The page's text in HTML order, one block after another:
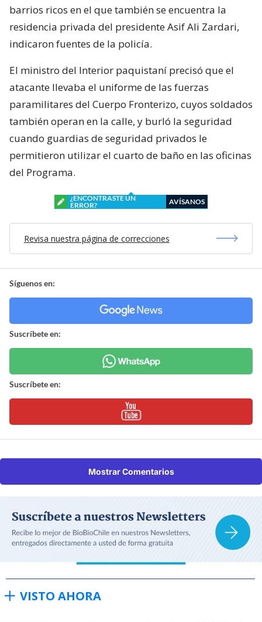
barrios ricos en el que también se encuentra la
residencia privada del presidente Asif Ali Zardari,
indicaron fuentes de la policía.
El ministro del Interior paquistaní precisó que el
atacante llevaba el uniforme de las fuerzas
paramilitares del Cuerpo Fronterizo, cuyos soldados
también operan en la calle, y burló la seguridad
cuando guardias de seguridad privados le
permitieron utilizar el cuarto de baño en las oficinas
del Programa.
¿ENCONTRASTE UN
ERROR?
AVÍSANOS
Revisa nuestra página de correcciones
Síguenos en:
Suscríbete en:
Suscríbete en:
Mostrar Comentarios
VISTO AHORA